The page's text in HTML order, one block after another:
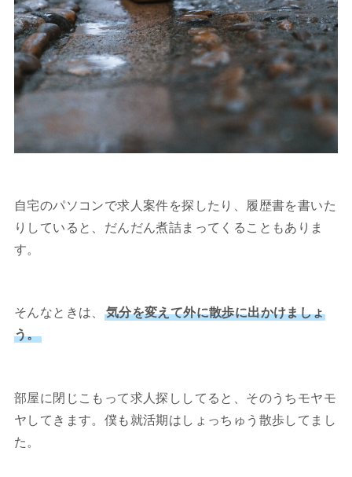
自宅のパソコンで求人案件を探したり、履歴書を書いた
りしていると、だんだん煮詰まってくることもありま
す。
そんなときは、
気分を変えて外に散歩に出かけましょ
う。
部屋に閉じこもって求人探ししてると、そのうちモヤモ
ヤしてきます。僕も就活期はしょっちゅう散歩してまし
た。